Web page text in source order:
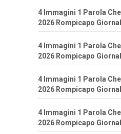
4 Immagini 1 Parola
2026 Rompicapo
4 Immagini 1 Parola
2026 Rompicapo
4 Immagini 1 Parola
2026 Rompicapo
4 Immagini 1 Parola
2026 Rompicapo